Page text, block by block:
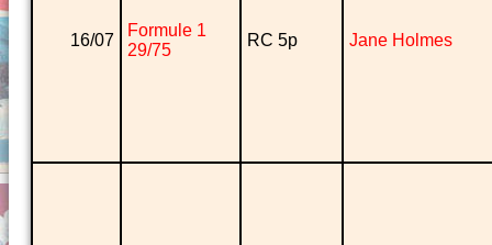
16/07
Formule 1
29/75
RC 5p Jane Holmes